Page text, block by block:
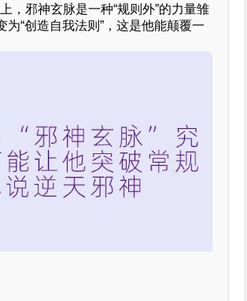
，邪神玄脉是一种“规则外”的力量雏
“创造自我法则”，这是他能颠覆一